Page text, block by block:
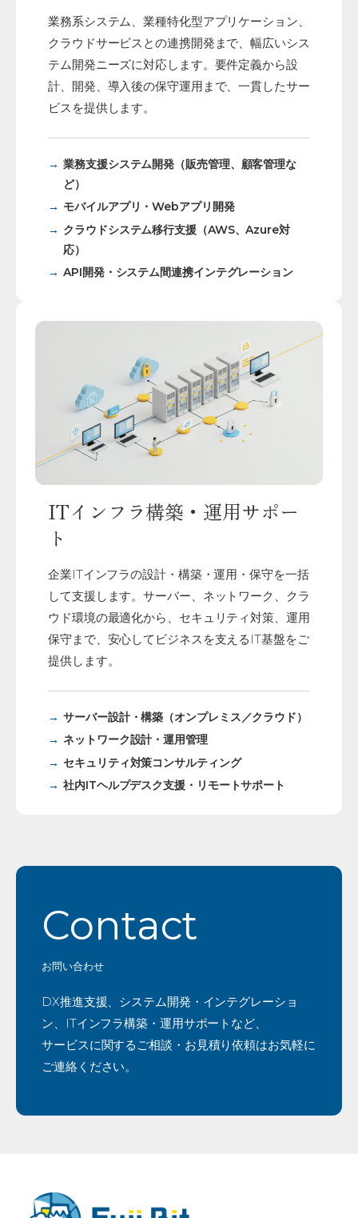
業務系システム、業種特化型アプリケーション、
クラウドサービスとの連携開発まで、幅広いシス
テム開発ニーズに対応します。要件定義から設
計、開発、導入後の保守運用まで、一貫したサー
ビスを提供します。
業務支援システム開発（販売管理、顧客管理な
ど）
モバイルアプリ・Webアプリ開発
クラウドシステム移行支援（AWS、Azure対
応）
API開発・システム間連携インテグレーション
ITインフラ構築・運用サポー
ト
企業ITインフラの設計・構築・運用・保守を一括
して支援します。サーバー、ネットワーク、クラ
ウド環境の最適化から、セキュリティ対策、運用
保守まで、安心してビジネスを支えるIT基盤をご
提供します。
サーバー設計・構築（オンプレミス／クラウド）
ネットワーク設計・運用管理
セキュリティ対策コンサルティング
社内ITヘルプデスク支援・リモートサポート
Contact
お問い合わせ
DX推進支援、システム開発・インテグレーショ
ン、ITインフラ構築・運用サポートなど、
サービスに関するご相談・お見積り依頼はお気軽に
ご連絡ください。